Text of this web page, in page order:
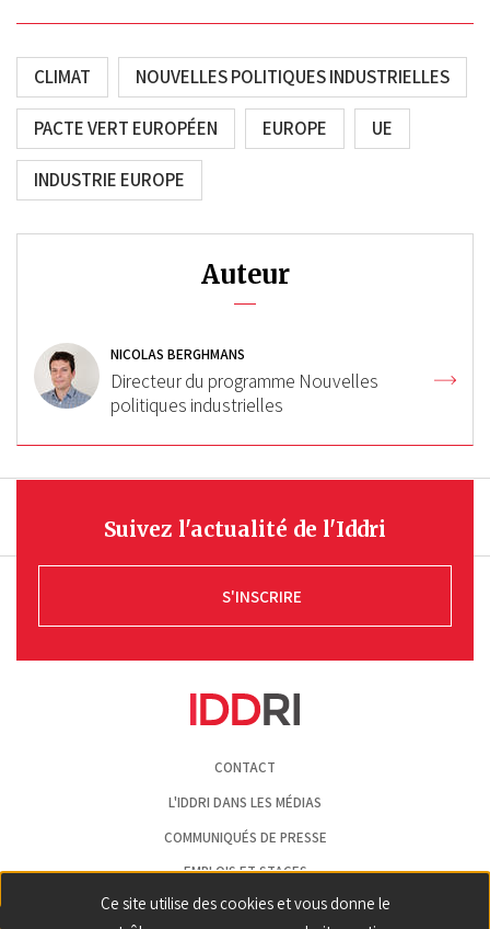
CLIMAT NOUVELLES POLITIQUES INDUSTRIELLES
PACTE VERT EUROPÉEN EUROPE UE
INDUSTRIE EUROPE
Auteur
NICOLAS BERGHMANS
Directeur du programme Nouvelles
politiques industrielles
Suivez l'actualité de l'Iddri
S'INSCRIRE
CONTACT
L'IDDRI DANS LES MÉDIAS
COMMUNIQUÉS DE PRESSE
EMPLOIS ET STAGES
MENTIONS LÉGALES
Ce site utilise des cookies et vous donne le